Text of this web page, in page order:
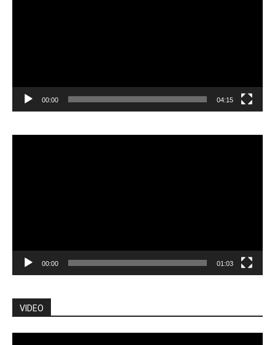
00:00 04:15
00:00 01:03
VIDEO